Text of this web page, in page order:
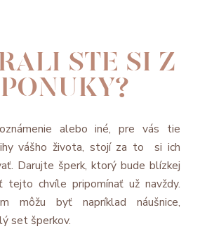
STE SI Z
alebo iné, pre vás tie
vášho života, stojí za to si ich
Darujte šperk, ktorý bude blízkej
tejto chvíle pripomínať už navždy.
môžu byť napríklad náušnice,
set šperkov.